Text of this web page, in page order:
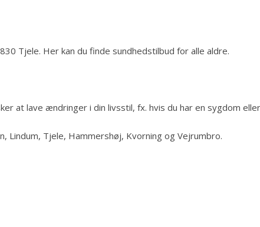
Tjele. Her kan du finde sundhedstilbud for alle aldre.
at lave ændringer i din livsstil, fx. hvis du har en sygdom
Lindum, Tjele, Hammershøj, Kvorning og Vejrumbro.